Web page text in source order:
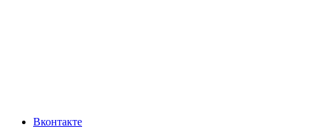
Вконтакте